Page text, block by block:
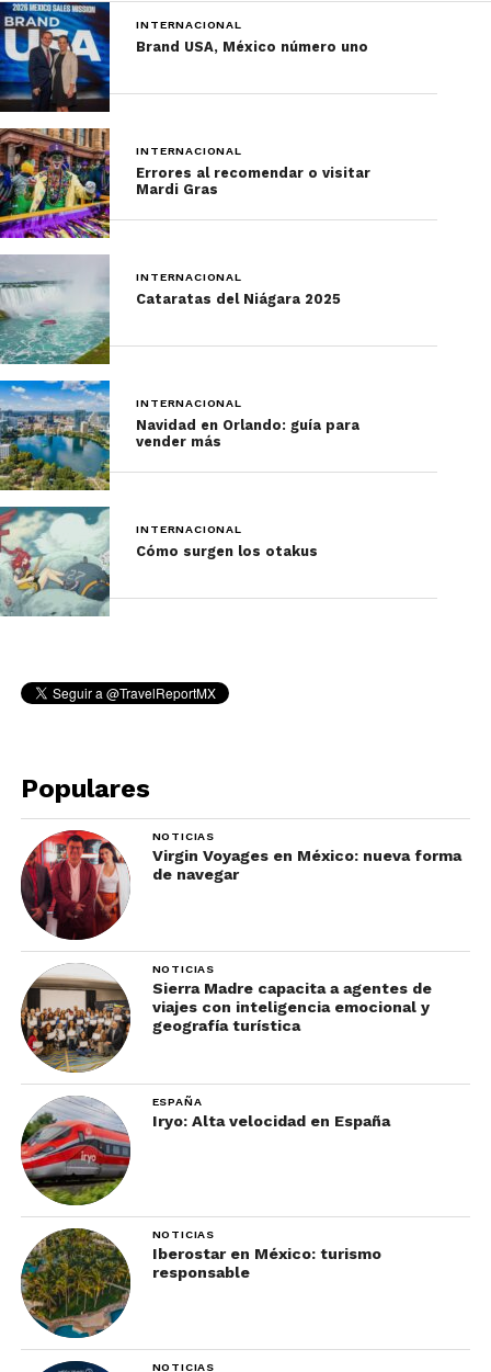
INTERNACIONAL
Brand USA, México número uno
INTERNACIONAL
Errores al recomendar o visitar
Mardi Gras
INTERNACIONAL
Cataratas del Niágara 2025
INTERNACIONAL
Navidad en Orlando: guía para
vender más
INTERNACIONAL
Cómo surgen los otakus
Populares
NOTICIAS
Virgin Voyages en México: nueva forma
de navegar
NOTICIAS
Sierra Madre capacita a agentes de
viajes con inteligencia emocional y
geografía turística
ESPAÑA
Iryo: Alta velocidad en España
NOTICIAS
Iberostar en México: turismo
responsable
NOTICIAS